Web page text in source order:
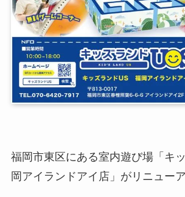
福岡市東区にある室内遊び場「キ
岡アイランドアイ店」がリニュー